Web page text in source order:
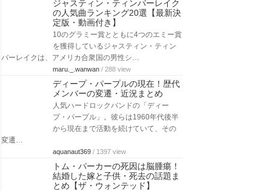
ジャスティン・ティンバーレイク
の人気曲ランキング20選【最新決
定版・動画付き】
10のグラミー賞とともに4つのエミー賞
を獲得しているジャスティン・ティン
バーレイクは、アメリカ合衆国の男性シ…
maru._.wanwan / 288 view
ディープ・パープルの現在！歴代
メンバーの変遷・近況まとめ
人気ハードロックバンドの「ディー
プ・パープル」。彼らは1960年代後半
から現在まで活動を続けていて、その
変遷…
aquanaut369 / 1397 view
トム・パーカーの死因は脳腫瘍！
結婚した嫁と子供・死去の話題ま
とめ【ザ・ウォンテッド】